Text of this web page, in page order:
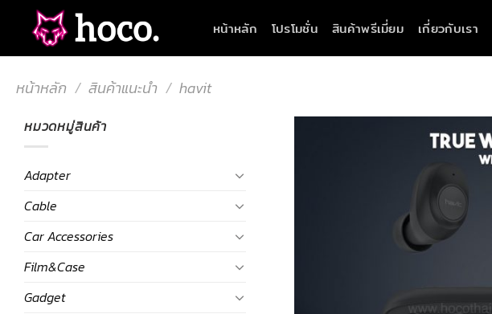
content
หน้าหลัก โปรโมชั่น สินค้าพรีเมี่ยม เกี่ยวกับเรา
หน้าหลัก / สินค้าแนะนำ / havit
หมวดหมู่สินค้า
Adapter
Cable
Car Accessories
Film&Case
Gadget